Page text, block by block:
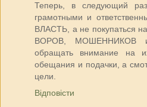
Теперь, в следующий
грамотными и
ВЛАСТЬ, а не покупаться
ВОРОВ, МОШЕННИКОВ
обращать внимание на
обещания и подачки, а
цели.
Відповісти